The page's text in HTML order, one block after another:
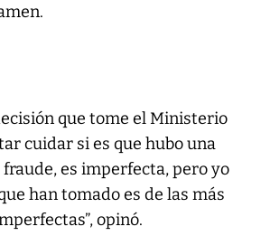
que tome el Ministerio
cuidar si es que hubo una
fraude, es imperfecta, pero yo
han tomado es de las más
opinó.